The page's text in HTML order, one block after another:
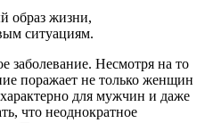
образ жизни,
ситуациям.
заболевание. Несмотря на то
поражает не только женщин
для мужчин и даже
что неоднократное